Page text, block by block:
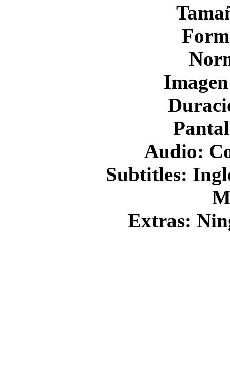
Audio:
Subtitles:
Extras: